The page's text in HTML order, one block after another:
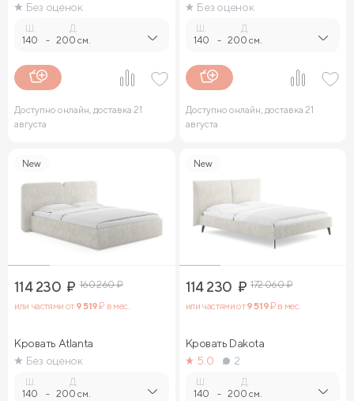
Без оценок
140 -
Д.
200 см.
Доступно онлайн, доставка 21
августа
Без оценок
140 -
Д.
200 см.
Доступно онлайн, доставка 21
августа
New
114 230 ₽ 160 260₽
или частями от 9 519₽ в мес.
Кровать Atlanta
Без оценок
140 -
Д.
200 см.
New
114 230 ₽ 172 060₽
или частями от9 519₽ в мес.
Кровать Dakota
5.0
2
140 -
Д.
200 см.